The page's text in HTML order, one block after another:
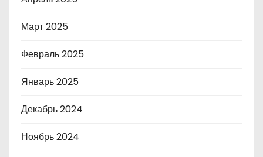
Март 2025
Февраль 2025
Январь 2025
Декабрь 2024
Ноябрь 2024